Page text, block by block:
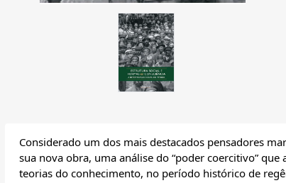
Considerado um dos mais destacados pensadores
sua nova obra, uma análise do “poder coercitivo”
teorias do conhecimento, no período histórico de